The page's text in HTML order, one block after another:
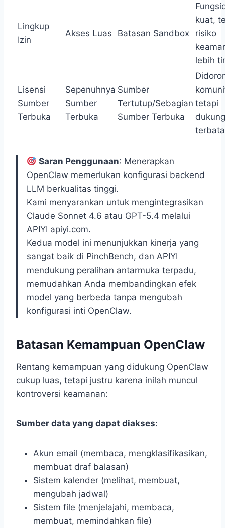
Lingkup
Izin
Akses Luas Batasan Sandbox
kuat,
risiko
lebih
Lisensi
Sumber
Terbuka
Sepenuhnya
Sumber
Terbuka
Sumber
Tertutup/Sebagian
Sumber Terbuka
tetapi
Saran Penggunaan: Menerapkan
OpenClaw memerlukan konfigurasi backend
LLM berkualitas tinggi.
Kami menyarankan untuk mengintegrasikan
Claude Sonnet 4.6 atau GPT-5.4 melalui
APIYI apiyi.com.
Kedua model ini menunjukkan kinerja yang
sangat baik di PinchBench, dan APIYI
mendukung peralihan antarmuka terpadu,
memudahkan Anda membandingkan efek
model yang berbeda tanpa mengubah
konfigurasi inti OpenClaw.
Batasan Kemampuan OpenClaw
Rentang kemampuan yang didukung OpenClaw
cukup luas, tetapi justru karena inilah muncul
kontroversi keamanan:
Sumber data yang dapat diakses:
Akun email (membaca, mengklasifikasikan,
membuat draf balasan)
Sistem kalender (melihat, membuat,
mengubah jadwal)
Sistem file (menjelajahi, membaca,
membuat, memindahkan file)